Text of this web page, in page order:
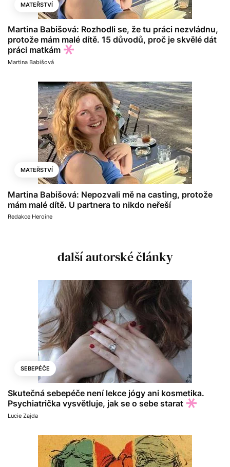
MATEŘSTVÍ
Martina Babišová: Rozhodli se, že tu práci nezvládnu,
protože mám malé dítě. 15 důvodů, proč je skvělé dát
práci matkám
Martina Babišová
MATEŘSTVÍ
Martina Babišová: Nepozvali mě na casting, protože
mám malé dítě. U partnera to nikdo neřeší
Redakce Heroine
další autorské články
SEBEPÉČE
Skutečná sebepéče není lekce jógy ani kosmetika.
Psychiatrička vysvětluje, jak se o sebe starat
Lucie Zajda